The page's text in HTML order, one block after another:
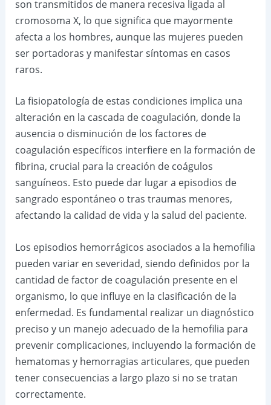
son transmitidos de manera recesiva ligada al
cromosoma X, lo que significa que mayormente
afecta a los hombres, aunque las mujeres pueden
ser portadoras y manifestar síntomas en casos
raros.
La fisiopatología de estas condiciones implica una
alteración en la cascada de coagulación, donde la
ausencia o disminución de los factores de
coagulación específicos interfiere en la formación de
fibrina, crucial para la creación de coágulos
sanguíneos. Esto puede dar lugar a episodios de
sangrado espontáneo o tras traumas menores,
afectando la calidad de vida y la salud del paciente.
Los episodios hemorrágicos asociados a la hemofilia
pueden variar en severidad, siendo definidos por la
cantidad de factor de coagulación presente en el
organismo, lo que influye en la clasificación de la
enfermedad. Es fundamental realizar un diagnóstico
preciso y un manejo adecuado de la hemofilia para
prevenir complicaciones, incluyendo la formación de
hematomas y hemorragias articulares, que pueden
tener consecuencias a largo plazo si no se tratan
correctamente.